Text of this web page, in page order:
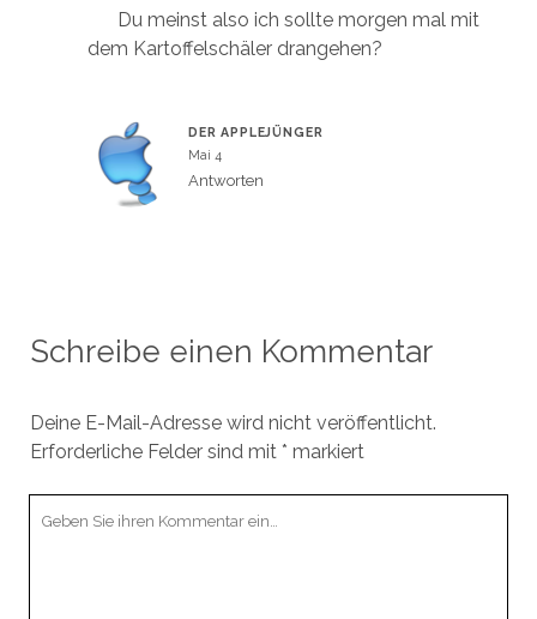
Du meinst also ich sollte morgen mal mit
dem Kartoffelschäler drangehen?
DER APPLEJÜNGER
Mai 4
Antworten
Schreibe einen Kommentar
Deine E-Mail-Adresse wird nicht veröffentlicht.
Erforderliche Felder sind mit * markiert